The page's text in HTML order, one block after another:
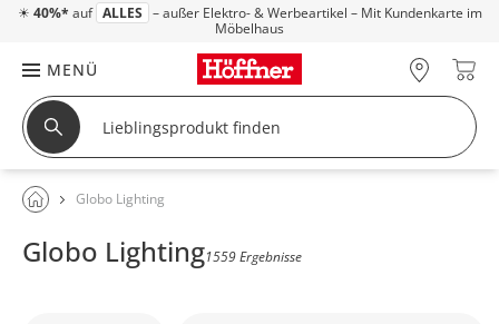
☀ 40%* auf ALLES – außer Elektro- & Werbeartikel – Mit Kundenkarte im
Möbelhaus
MENÜ
Globo Lighting
Globo Lighting1559 Ergebnisse